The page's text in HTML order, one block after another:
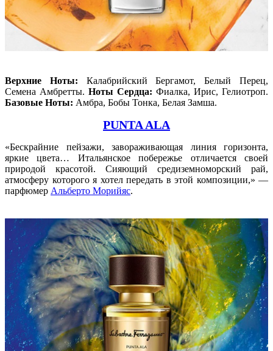
Верхние Ноты: Калабрийский Бергамот, Белый Перец,
Семена Амбретты. Ноты Сердца: Фиалка, Ирис, Гелиотроп.
Базовые Ноты: Амбра, Бобы Тонка, Белая Замша.
PUNTA ALA
«Бескрайние пейзажи, завораживающая линия горизонта,
яркие цвета… Итальянское побережье отличается своей
природой красотой. Сияющий средиземноморский рай,
атмосферу которого я хотел передать в этой композиции,» —
парфюмер Альберто Морийяс.